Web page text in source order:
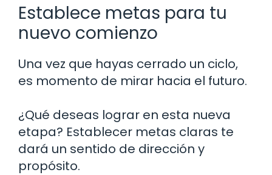
Establece metas para tu
nuevo comienzo
Una vez que hayas cerrado un ciclo,
es momento de mirar hacia el futuro.
¿Qué deseas lograr en esta nueva
etapa? Establecer metas claras te
dará un sentido de dirección y
propósito.